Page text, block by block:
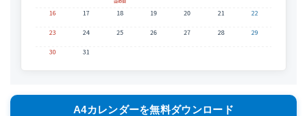
A4カレンダーを無料ダウンロード